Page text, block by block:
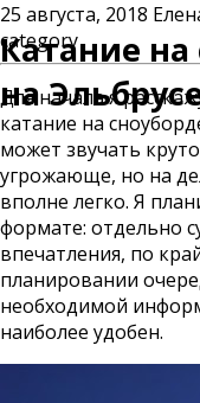
Катание
на
25 августа, 2018
category
Для начала я
катание на
может звучать
угрожающе, но на
вполне легко. Я
формате: отдельно
впечатления, по
планировании
необходимой
наиболее удобен.